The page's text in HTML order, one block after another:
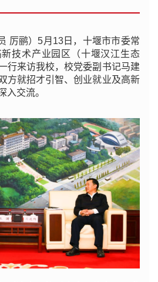
厉鹂）5月13日，十堰市市委常
技术产业园区（十堰汉江生态
行来访我校，校党委副书记马建
方就招才引智、创业就业及高新
入交流。